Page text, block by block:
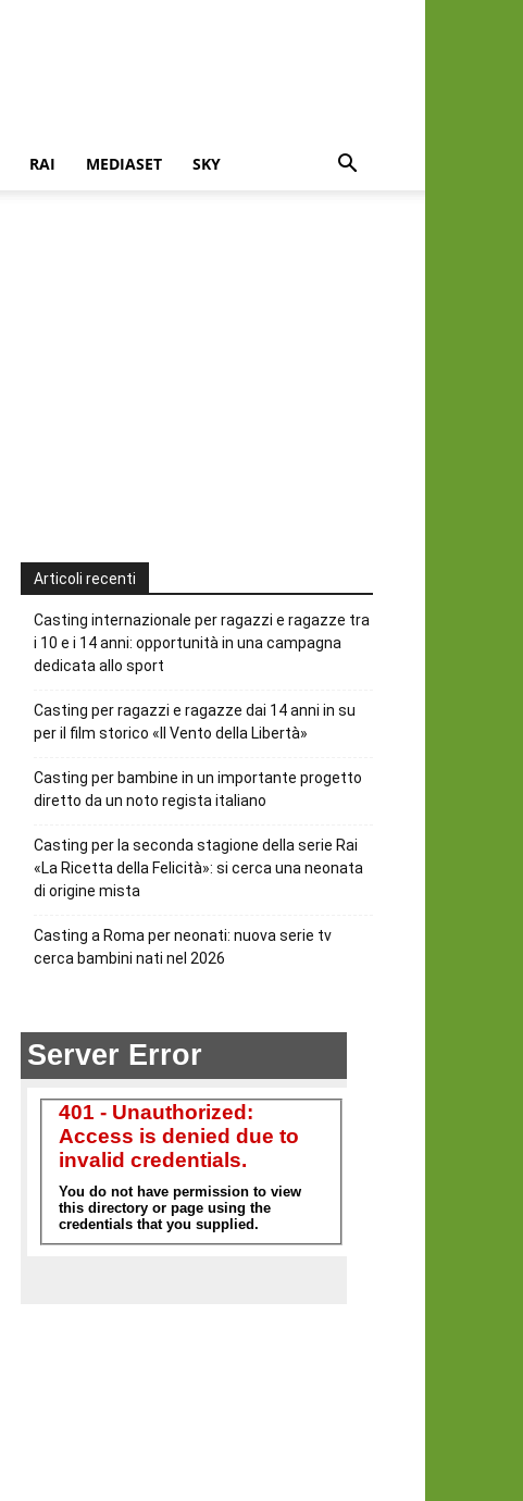
RAI MEDIASET SKY
Articoli recenti
Casting internazionale per ragazzi e ragazze tra
i 10 e i 14 anni: opportunità in una campagna
dedicata allo sport
Casting per ragazzi e ragazze dai 14 anni in su
per il film storico «Il Vento della Libertà»
Casting per bambine in un importante progetto
diretto da un noto regista italiano
Casting per la seconda stagione della serie Rai
«La Ricetta della Felicità»: si cerca una neonata
di origine mista
Casting a Roma per neonati: nuova serie tv
cerca bambini nati nel 2026